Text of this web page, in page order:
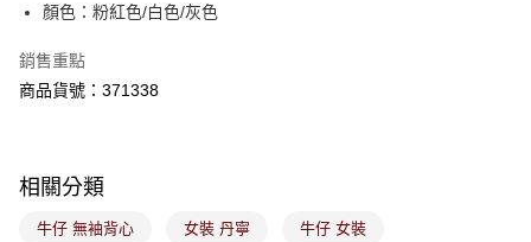
１．透過由恩沛科技股份有限公司提供之「AFTEE先享後付」服務完成之交
權轉讓予恩沛科技股份有限公司。
２．關於個人資料處理事宜，請瀏覽以下網址：
４．使用「AFTEE先享後付」時，將依據個別帳號之用戶狀況，依本公司即
請求用戶進行身份認證。
免運費
付款後7-11取貨
免運費
免運費
付款後門市取貨
顏色：粉紅色/白色/灰色
銷售重點
商品貨號：371338
相關分類
牛仔 無袖背心 女裝 丹寧 牛仔 女裝